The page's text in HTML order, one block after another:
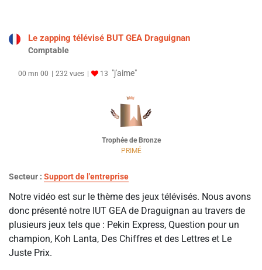
Le zapping télévisé BUT GEA Draguignan
Comptable
00 mn 00 232 vues 13 "j'aime"
Trophée de Bronze
PRIMÉ
Secteur : Support de l'entreprise
Notre vidéo est sur le thème des jeux télévisés. Nous avons
donc présenté notre IUT GEA de Draguignan au travers de
plusieurs jeux tels que : Pekin Express, Question pour un
champion, Koh Lanta, Des Chiffres et des Lettres et Le
Juste Prix.